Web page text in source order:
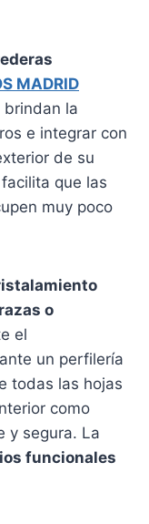
MADRID
brindan la
e integrar con
de su
que las
muy poco
o
el
un perfilería
todas las hojas
como
y segura. La
funcionales